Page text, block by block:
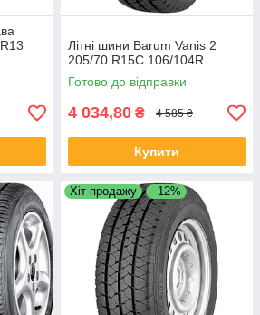
Літні шини Barum Vanis 2
205/70 R15C 106/104R
Готово до відправки
4 034,80 ₴ 4 585 ₴
Купити
Хіт продажу –12%